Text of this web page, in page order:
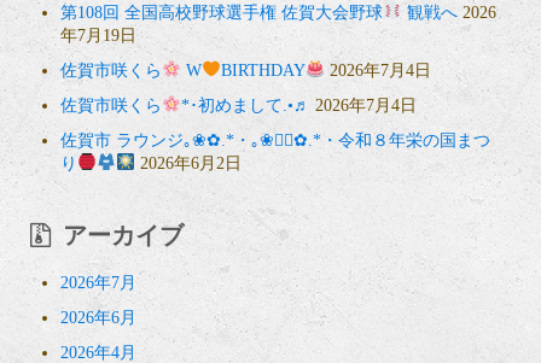
第108回 全国高校野球選手権 佐賀大会野球
観戦へ 2026
年7月19日
佐賀市咲くら
W BIRTHDAY
2026年7月4日
佐賀市咲くら
*･初めまして.•♬ 2026年7月4日
佐賀市 ラウンジ｡❀✿.*・｡❀❁⃘✿.*・令和８年栄の国まつ
り
2026年6月2日
アーカイブ
2026年7月
2026年6月
2026年4月